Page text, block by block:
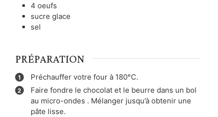
4 oeufs
sucre glace
sel
PRÉPARATION
Préchauffer votre four à 180°C.
Faire fondre le chocolat et le beurre dans un bol
au micro-ondes . Mélanger jusqu’à obtenir une
pâte lisse.